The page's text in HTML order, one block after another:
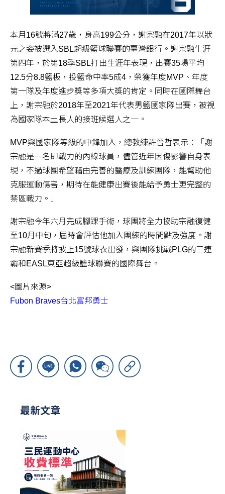
本月16號將滿27歲，身高199公分，謝宗融在2017年以狀
元之姿被選入SBL超級籃球聯賽的臺灣銀行。謝宗融生涯
第四年，於第18季SBL打出生涯年表現，出賽35場平均
12.5分8.8籃板，投籃命中率5成4，榮獲年度MVP、年度
第一隊及年度進步獎等多項大獎的肯定。同時在國際舞台
上，謝宗融於2018年至2021年代表男籃國家隊出賽，被視
為國家隊本土長人的接班候選人之一。
MVP與國家隊等級的中鋒加入，總教練許晉哲表示：「謝
宗融是一名即戰力的內線球員，儘管近年因傷影響自身表
現，不過球團希望藉由完善的醫療及訓練團隊，能幫助他
克服運動傷害，期待在能健康出賽後能給予勇士更完整的
禁區戰力。」
謝宗融今年六月完成腳踝手術，球團將全力協助宗融復健
至10月中旬，屆時會評估他加入團練的時間點及強度。謝
宗融新賽季將披上15號球衣出發，與團隊挑戰PLG的三連
霸和EASL東亞超級籃球聯賽的國際舞台。
<圖片來源>
Fubon Braves台北富邦勇士
最新文章